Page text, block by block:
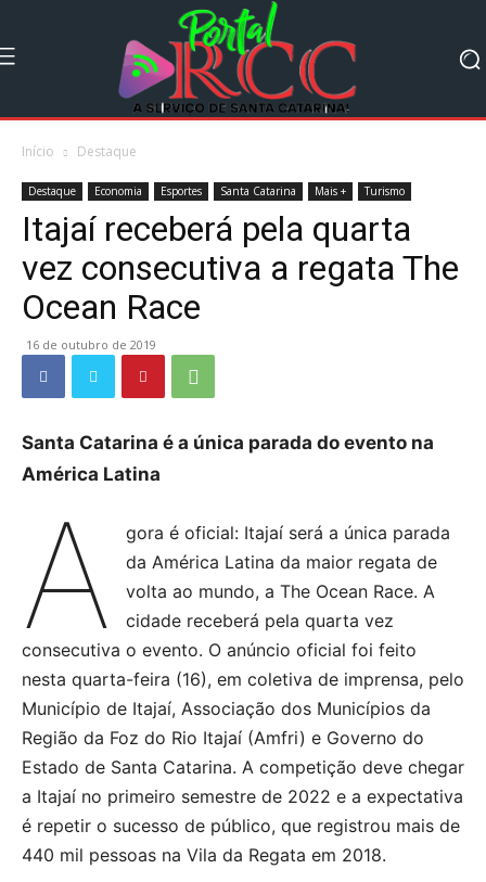
Início Destaque
Destaque Economia Esportes Santa Catarina Mais + Turismo
Itajaí receberá pela quarta
vez consecutiva a regata The
Ocean Race
16 de outubro de 2019
Santa Catarina é a única parada do evento na
América Latina
A
gora é oficial: Itajaí será a única parada
da América Latina da maior regata de
volta ao mundo, a The Ocean Race. A
cidade receberá pela quarta vez
consecutiva o evento. O anúncio oficial foi feito
nesta quarta-feira (16), em coletiva de imprensa, pelo
Município de Itajaí, Associação dos Municípios da
Região da Foz do Rio Itajaí (Amfri) e Governo do
Estado de Santa Catarina. A competição deve chegar
a Itajaí no primeiro semestre de 2022 e a expectativa
é repetir o sucesso de público, que registrou mais de
440 mil pessoas na Vila da Regata em 2018.